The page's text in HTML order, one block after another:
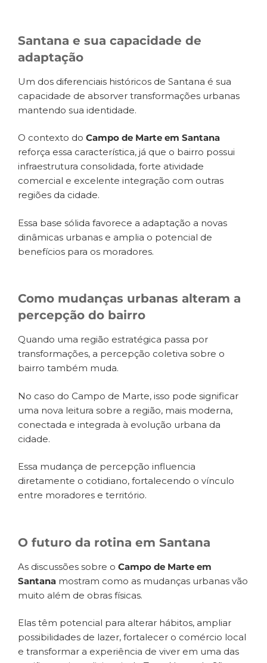
Santana e sua capacidade de
adaptação
Um dos diferenciais históricos de Santana é sua
capacidade de absorver transformações urbanas
mantendo sua identidade.
O contexto do Campo de Marte em Santana
reforça essa característica, já que o bairro possui
infraestrutura consolidada, forte atividade
comercial e excelente integração com outras
regiões da cidade.
Essa base sólida favorece a adaptação a novas
dinâmicas urbanas e amplia o potencial de
benefícios para os moradores.
Como mudanças urbanas alteram a
percepção do bairro
Quando uma região estratégica passa por
transformações, a percepção coletiva sobre o
bairro também muda.
No caso do Campo de Marte, isso pode significar
uma nova leitura sobre a região, mais moderna,
conectada e integrada à evolução urbana da
cidade.
Essa mudança de percepção influencia
diretamente o cotidiano, fortalecendo o vínculo
entre moradores e território.
O futuro da rotina em Santana
As discussões sobre o Campo de Marte em
Santana mostram como as mudanças urbanas vão
muito além de obras físicas.
Elas têm potencial para alterar hábitos, ampliar
possibilidades de lazer, fortalecer o comércio local
e transformar a experiência de viver em uma das